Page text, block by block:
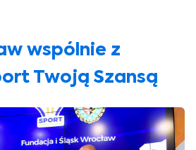
wspólnie z
Twoją Szansą